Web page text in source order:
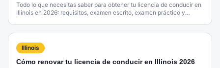
Todo lo que necesitas saber para obtener tu licencia de conducir en
Illinois en 2026: requisitos, examen escrito, examen práctico y
Illinois
Cómo renovar tu licencia de conducir en Illinois 2026